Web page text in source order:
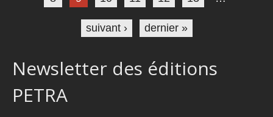
suivant › dernier »
Newsletter des éditions
PETRA